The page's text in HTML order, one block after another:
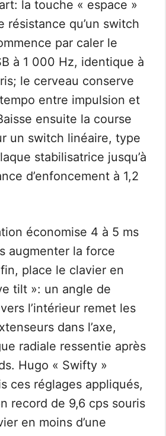
la touche « espace »
résistance qu’un switch
par caler le
à 1 000 Hz, identique à
le cerveau conserve
entre impulsion et
ensuite la course
un switch linéaire, type
stabilisatrice jusqu’à
d’enfoncement à 1,2
économise 4 à 5 ms
augmenter la force
place le clavier en
tilt »: un angle de
l’intérieur remet les
dans l’axe,
radiale ressentie après
Hugo « Swifty »
ces réglages appliqués,
record de 9,6 cps souris
en moins d’une